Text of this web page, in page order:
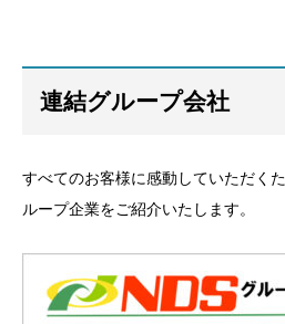
連結グループ会社
すべてのお客様に感動していただく
ループ企業をご紹介いたします。